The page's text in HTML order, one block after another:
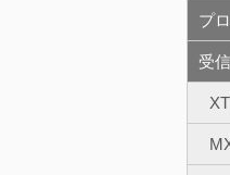
プ
受
XT